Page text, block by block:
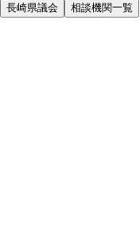
長崎県議会 相談機関一覧